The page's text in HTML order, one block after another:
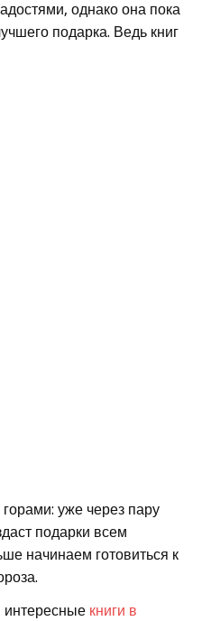
однако она пока
подарка. Ведь книг
уже через пару
подарки всем
начинаем готовиться к
интересные книги в